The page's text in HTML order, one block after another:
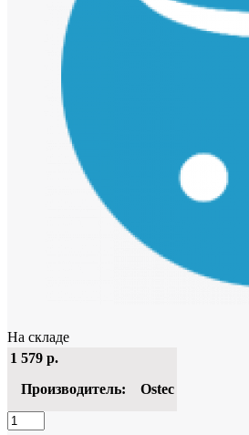
На складе
1 579 р.
Производитель:
Ostec